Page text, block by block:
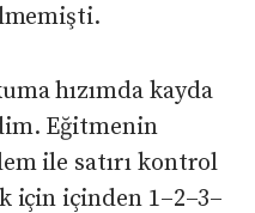
hızımda kayda
Eğitmenin
ile satırı kontrol
için içinden 1–2–3–